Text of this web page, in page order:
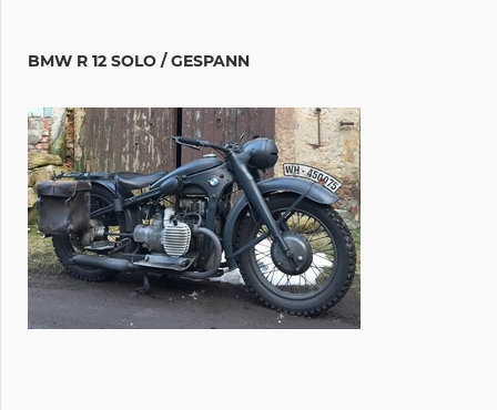
BMW R 12 SOLO / GESPANN